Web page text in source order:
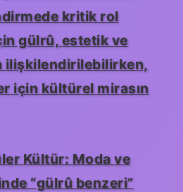
kritik rol
gülrû, estetik ve
ilişkilendirilebilirken,
için kültürel mirasın
Kültür: Moda ve
“gülrû benzeri”